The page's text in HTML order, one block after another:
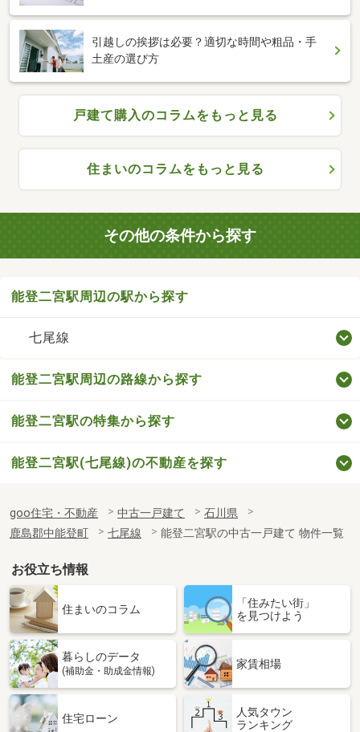
引越しの挨拶は必要？適切な時間や粗品・手
土産の選び方
戸建て購入のコラムをもっと見る
住まいのコラムをもっと見る
その他の条件から探す
能登二宮駅周辺の駅から探す
七尾線
能登二宮駅周辺の路線から探す
能登二宮駅の特集から探す
能登二宮駅(七尾線)の不動産を探す
goo住宅・不動産 中古一戸建て
石川県
鹿島郡中能登町
七尾線 能登二宮駅の中古一戸建て 物件一覧
お役立ち情報
住まいのコラム
「住みたい街」
を見つけよう
暮らしのデータ
(補助金・助成金情報)
家賃相場
住宅ローン
人気タウン
ランキング